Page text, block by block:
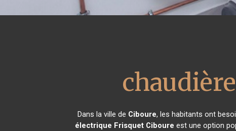
Dans la ville de Ciboure, les habitants ont
électrique Frisquet Ciboure est une option